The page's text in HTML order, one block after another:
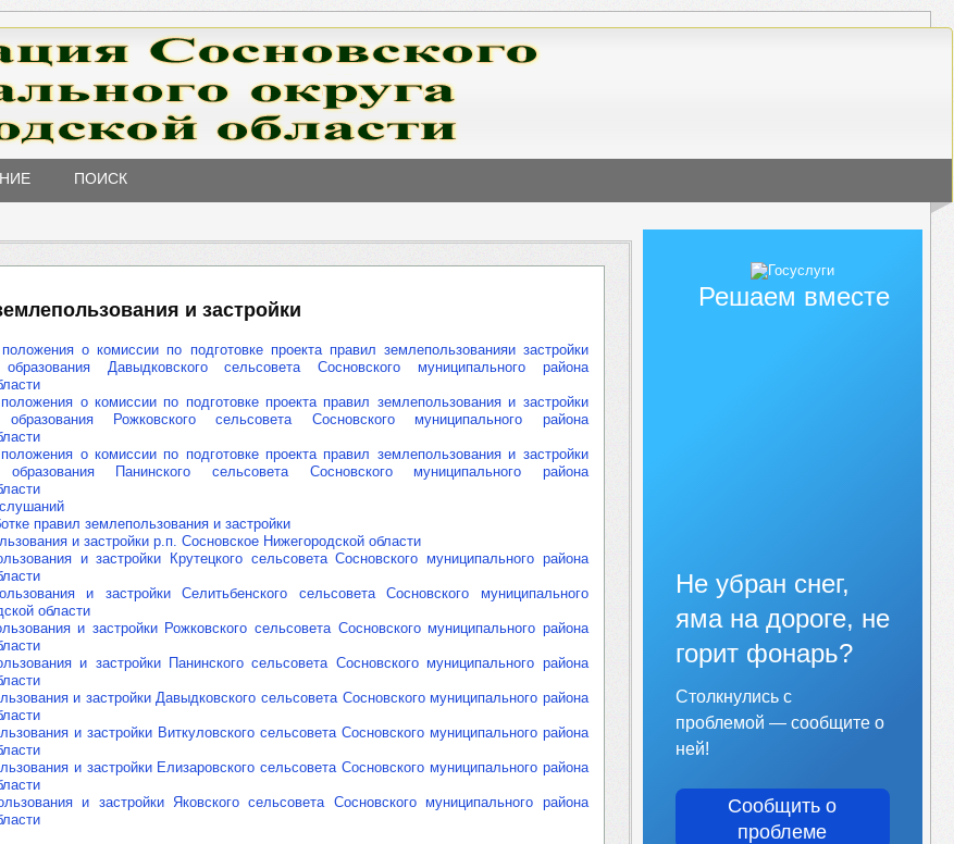
ПОИСК
и застройки
о комиссии по подготовке проекта правил землепользованияи застройки
образования Давыдковского сельсовета Сосновского муниципального района
о комиссии по подготовке проекта правил землепользования и застройки
образования Рожковского сельсовета Сосновского муниципального района
о комиссии по подготовке проекта правил землепользования и застройки
образования Панинского сельсовета Сосновского муниципального района
правил землепользования и застройки
и застройки р.п. Сосновское Нижегородской области
и застройки Крутецкого сельсовета Сосновского муниципального района
и застройки Селитьбенского сельсовета Сосновского муниципального
области
и застройки Рожковского сельсовета Сосновского муниципального района
и застройки Панинского сельсовета Сосновского муниципального района
и застройки Давыдковского сельсовета Сосновского муниципального района
и застройки Виткуловского сельсовета Сосновского муниципального района
и застройки Елизаровского сельсовета Сосновского муниципального района
и застройки Яковского сельсовета Сосновского муниципального района
Решаем вместе
Не убран снег,
яма на дороге, не
горит фонарь?
Столкнулись с
проблемой — сообщите о
ней!
Сообщить о
проблеме